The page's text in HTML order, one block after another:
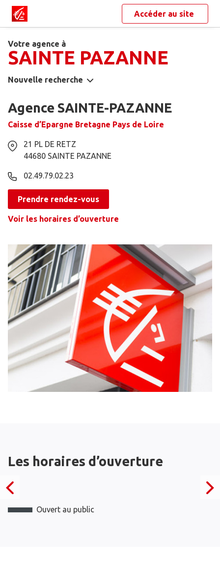
Accéder au site
Votre agence à
SAINTE PAZANNE
Nouvelle recherche
Agence SAINTE-PAZANNE
Caisse d’Epargne Bretagne Pays de Loire
21 PL DE RETZ
44680 SAINTE PAZANNE
02.49.79.02.23
Prendre rendez-vous
Voir les horaires d’ouverture
Les horaires d’ouverture
Ouvert au public